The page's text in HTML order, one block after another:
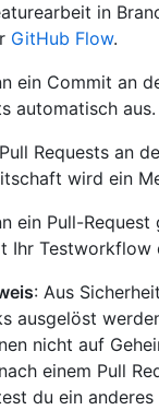
in
GitHub Flow.
ein Commit an
automatisch aus.
Requests an
wird ein
ein Pull-
Ihr Testworkflow
: Aus
ausgelöst
nicht auf
einem Pull
du ein